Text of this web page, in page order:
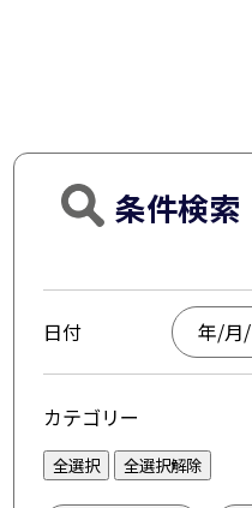
条件検索
日付
カテゴリー
全選択 全選択解除